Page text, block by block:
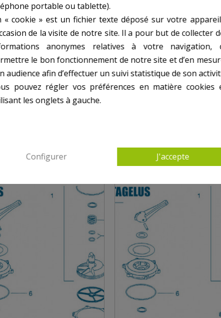
portable ou tablette).
« cookie » est un fichier texte déposé sur votre
de la visite de notre site. Il a pour but de collecter
anonymes relatives à votre navigation,
le bon fonctionnement de notre site et d’en
audience afin d’effectuer un suivi statistique de son
pouvez régler vos préférences en matière cookies
les onglets à gauche.
Configurer J'accepte